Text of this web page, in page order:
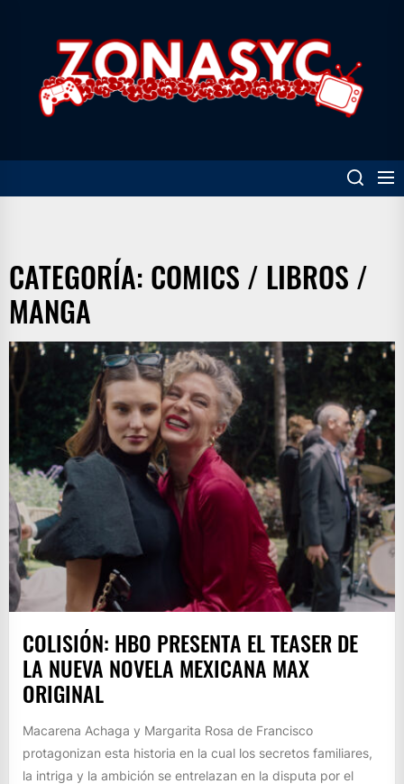
content
CATEGORÍA: COMICS / LIBROS /
MANGA
COLISIÓN: HBO PRESENTA EL TEASER DE
LA NUEVA NOVELA MEXICANA MAX
ORIGINAL
Macarena Achaga y Margarita Rosa de Francisco
protagonizan esta historia en la cual los secretos familiares,
la intriga y la ambición se entrelazan en la disputa por el